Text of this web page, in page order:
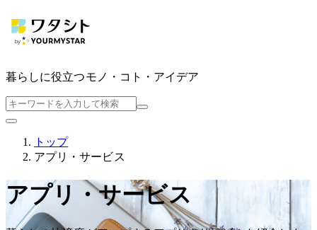
暮らしに役立つモノ・コト・アイデア
トップ
アプリ・サービス
アプリ・サービス